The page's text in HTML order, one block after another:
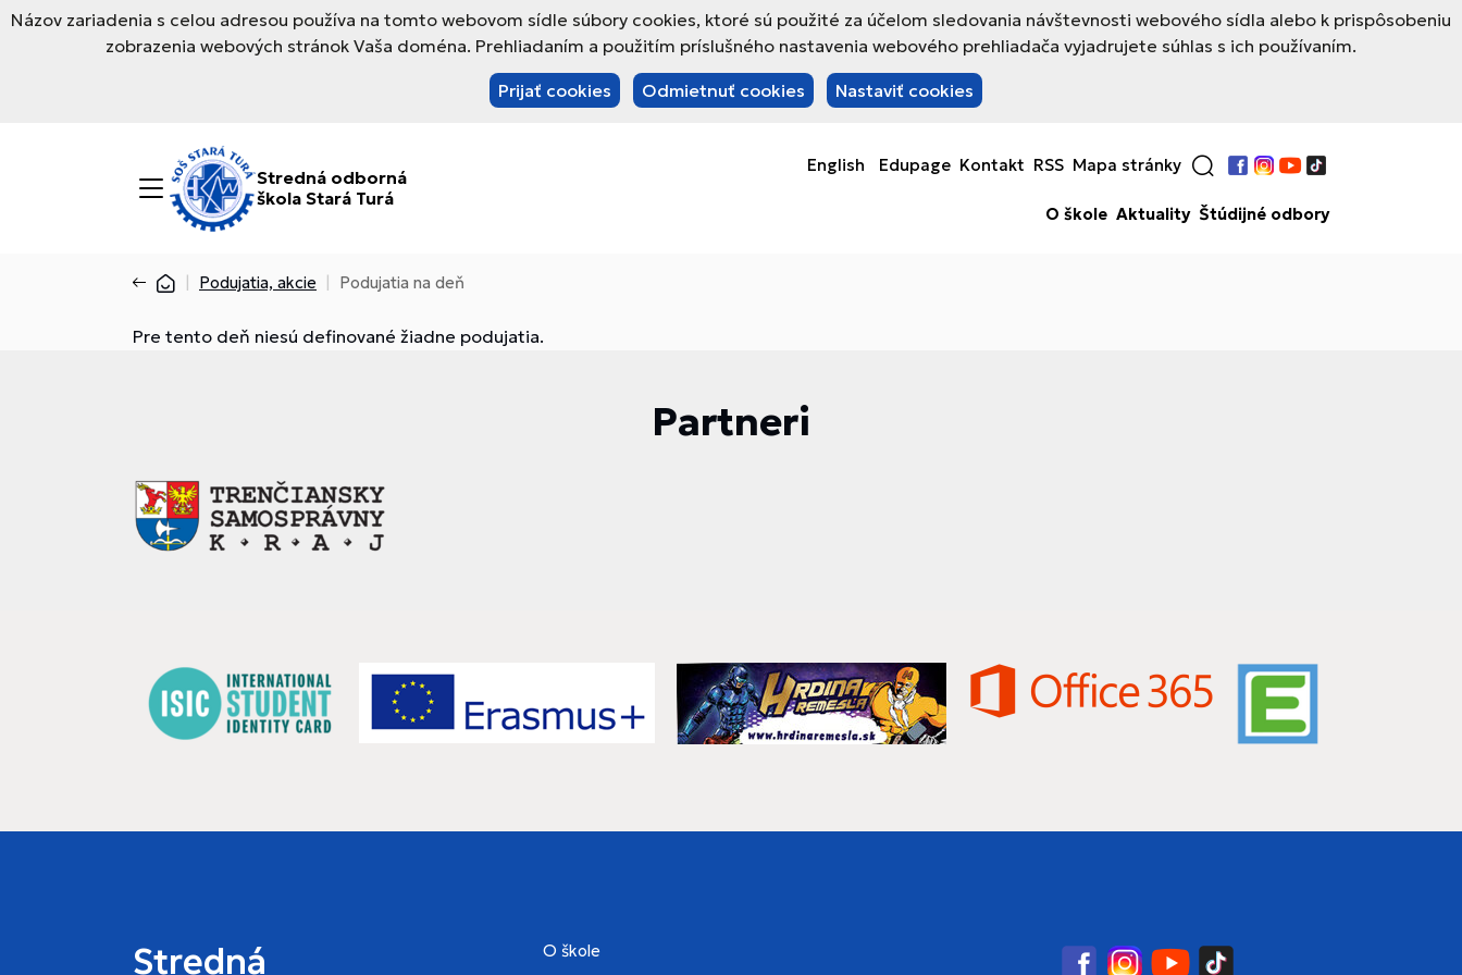
Názov zariadenia s celou adresou používa na tomto webovom sídle súbory cookies, ktoré sú použité za účelom sledovania návštevnosti webového sídla alebo k prispôsobeniu
zobrazenia webových stránok Vaša doména. Prehliadaním a použitím príslušného nastavenia webového prehliadača vyjadrujete súhlas s ich používaním.
Prijať cookies Odmietnuť cookies Nastaviť cookies
Stredná odborná
škola Stará Turá
English Edupage Kontakt RSS Mapa stránky
Facebook
Instagram
YouTube
TikTok
O škole Aktuality Štúdijné odbory
Podujatia, akcie Podujatia na deň
Pre tento deň niesú definované žiadne podujatia.
Partneri
Stredná
O škole